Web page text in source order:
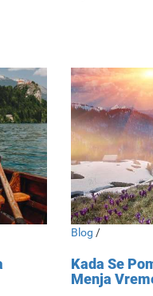
Blog /
Kada Se
Menja